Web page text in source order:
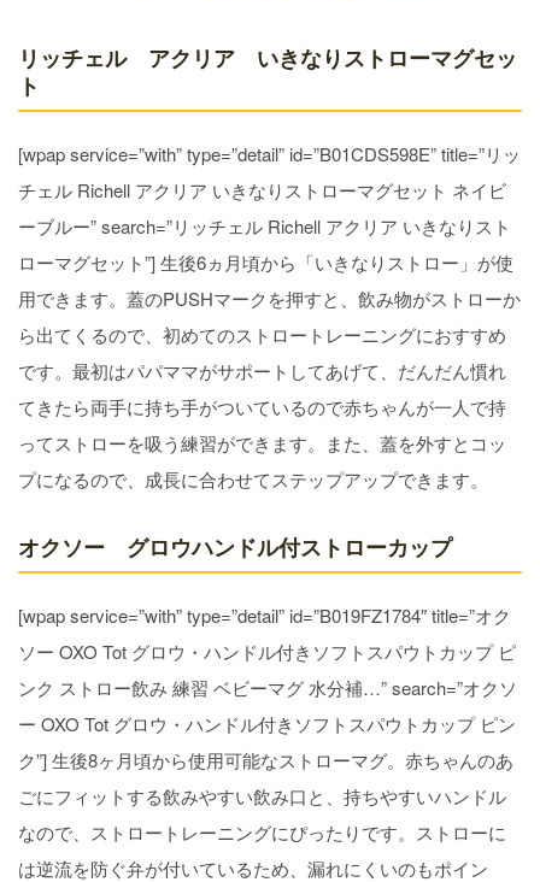
リッチェル アクリア いきなりストローマグセッ
ト
[wpap service=”with” type=”detail” id=”B01CDS598E” title=”リッ
チェル Richell アクリア いきなりストローマグセット ネイビ
ーブルー” search=”リッチェル Richell アクリア いきなりスト
ローマグセット”] 生後6ヵ月頃から「いきなりストロー」が使
用できます。蓋のPUSHマークを押すと、飲み物がストローか
ら出てくるので、初めてのストロートレーニングにおすすめ
です。最初はパパママがサポートしてあげて、だんだん慣れ
てきたら両手に持ち手がついているので赤ちゃんが一人で持
ってストローを吸う練習ができます。また、蓋を外すとコッ
プになるので、成長に合わせてステップアップできます。
オクソー グロウハンドル付ストローカップ
[wpap service=”with” type=”detail” id=”B019FZ1784″ title=”オク
ソー OXO Tot グロウ・ハンドル付きソフトスパウトカップ ピ
ンク ストロー飲み 練習 ベビーマグ 水分補…” search=”オクソ
ー OXO Tot グロウ・ハンドル付きソフトスパウトカップ ピン
ク”] 生後8ヶ月頃から使用可能なストローマグ。赤ちゃんのあ
ごにフィットする飲みやすい飲み口と、持ちやすいハンドル
なので、ストロートレーニングにぴったりです。ストローに
は逆流を防ぐ弁が付いているため、漏れにくいのもポイン